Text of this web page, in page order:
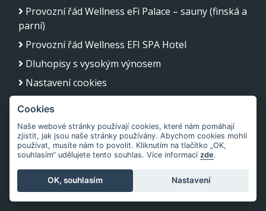
Provozní řád Wellness eFi Palace – sauny (finská a
parní)
Provozní řád Wellness EFI SPA Hotel
Dluhopisy s vysokým výnosem
Nastavení cookies
EGYÜTT DOLGOZUNK
eFiShop.cz - Étel szállítás Brünn
vlastního pivovaru
Cookies
Naše webové stránky používají cookies, které nám pomáhají
zjistit, jak jsou naše stránky používány. Abychom cookies mohli
používat, musíte nám to povolit. Kliknutím na tlačítko „OK,
souhlasím“ udělujete tento souhlas. Více informací zde.
OK, souhlasím Nastavení